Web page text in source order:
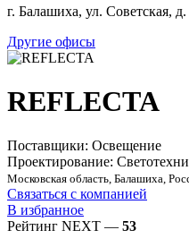
г. Балашиха, ул. Советская,
Другие офисы
REFLECTA
Поставщики: Освещение
Проектирование:
Московская область, Балашиха,
Связаться с компанией
В избранное
Рейтинг NEXT — 53